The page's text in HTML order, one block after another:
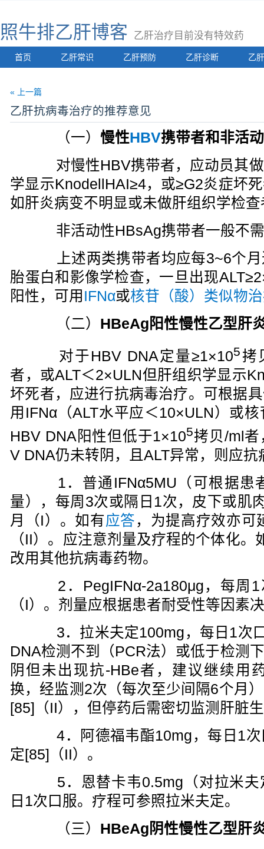
照牛排乙肝博客 乙肝治疗目前没有特效药
首页 乙肝常识 乙肝预防 乙肝诊断 乙
« 上一篇
乙肝抗病毒治疗的推荐意见
（一）慢性HBV携带者和非活
对慢性HBV携带者，应动员其做
学显示KnodellHAI≥4，或≥G2炎症坏
如肝炎病变不明显或未做肝组织学检
非活动性HBsAg携带者一般不
上述两类携带者均应每3~6个月
胎蛋白和影像学检查，一旦出现
阳性，可用 IFNα或核苷（酸）类似物
（二） HBeAg阳性慢性乙型肝
对于HBV DNA定量≥1×105拷
者，或ALT＜2×ULN但肝组织学显示
坏死者，应进行抗病毒治疗。可根据
用IFNα（ALT水平应＜10×ULN）或
HBV DNA阳性但低于1×105拷贝/ml者
V DNA仍未转阴，且ALT异常，则应抗
1．普通IFNα5MU（可根据患
量），每周3次或隔日1次，皮下或肌
月（I）。如有应答 ，为提高疗效亦可
（II）。应注意剂量及疗程的个体化
改用其他抗病毒药物。
2．PegIFNα-2a180μg，每周1
（I）。剂量应根据患者耐受性等因素
3．拉米夫定100mg，每日1次
DNA检测不到（PCR法）或低于检测
阴但未出现抗-HBe者，建议继续用
换，经监测2次（每次至少间隔6个月
[85]（II），但停药后需密切监测肝脏
4．阿德福韦酯10mg，每日1次
定[85]（II）。
5．恩替卡韦0.5mg（对拉米夫
日1次口服。疗程可参照拉米夫定。
（三） HBeAg阴性慢性乙型肝